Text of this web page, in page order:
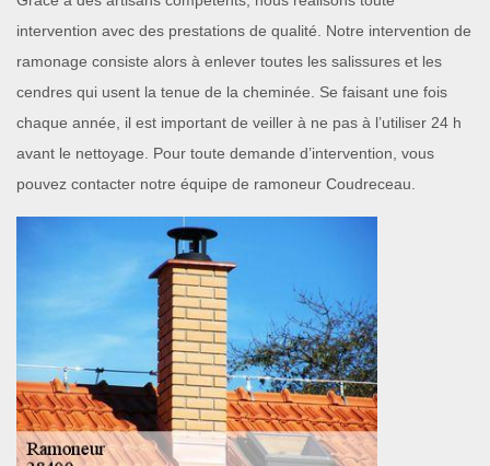
intervention avec des prestations de qualité. Notre intervention de
ramonage consiste alors à enlever toutes les salissures et les
cendres qui usent la tenue de la cheminée. Se faisant une fois
chaque année, il est important de veiller à ne pas à l’utiliser 24 h
avant le nettoyage. Pour toute demande d’intervention, vous
pouvez contacter notre équipe de ramoneur Coudreceau.